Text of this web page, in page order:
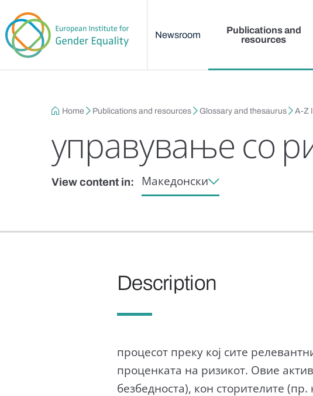
Newsroom
Publications and
resources
Breadcrumb
Home Publications and resources Glossary and thesaurus A-Z
управување со
View content in: Македонски
Description
процесот преку кој сите
проценката на ризикот. Овие
безбедноста), кон сторителите